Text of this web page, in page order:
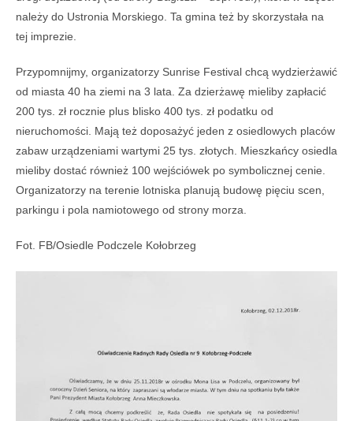
należy do Ustronia Morskiego. Ta gmina też by skorzystała na
tej imprezie.
Przypomnijmy, organizatorzy Sunrise Festival chcą wydzierżawić
od miasta 40 ha ziemi na 3 lata. Za dzierżawę mieliby zapłacić
200 tys. zł rocznie plus blisko 400 tys. zł podatku od
nieruchomości. Mają też doposażyć jeden z osiedlowych placów
zabaw urządzeniami wartymi 25 tys. złotych. Mieszkańcy osiedla
mieliby dostać również 100 wejściówek po symbolicznej cenie.
Organizatorzy na terenie lotniska planują budowę pięciu scen,
parkingu i pola namiotowego od strony morza.
Fot. FB/Osiedle Podczele Kołobrzeg